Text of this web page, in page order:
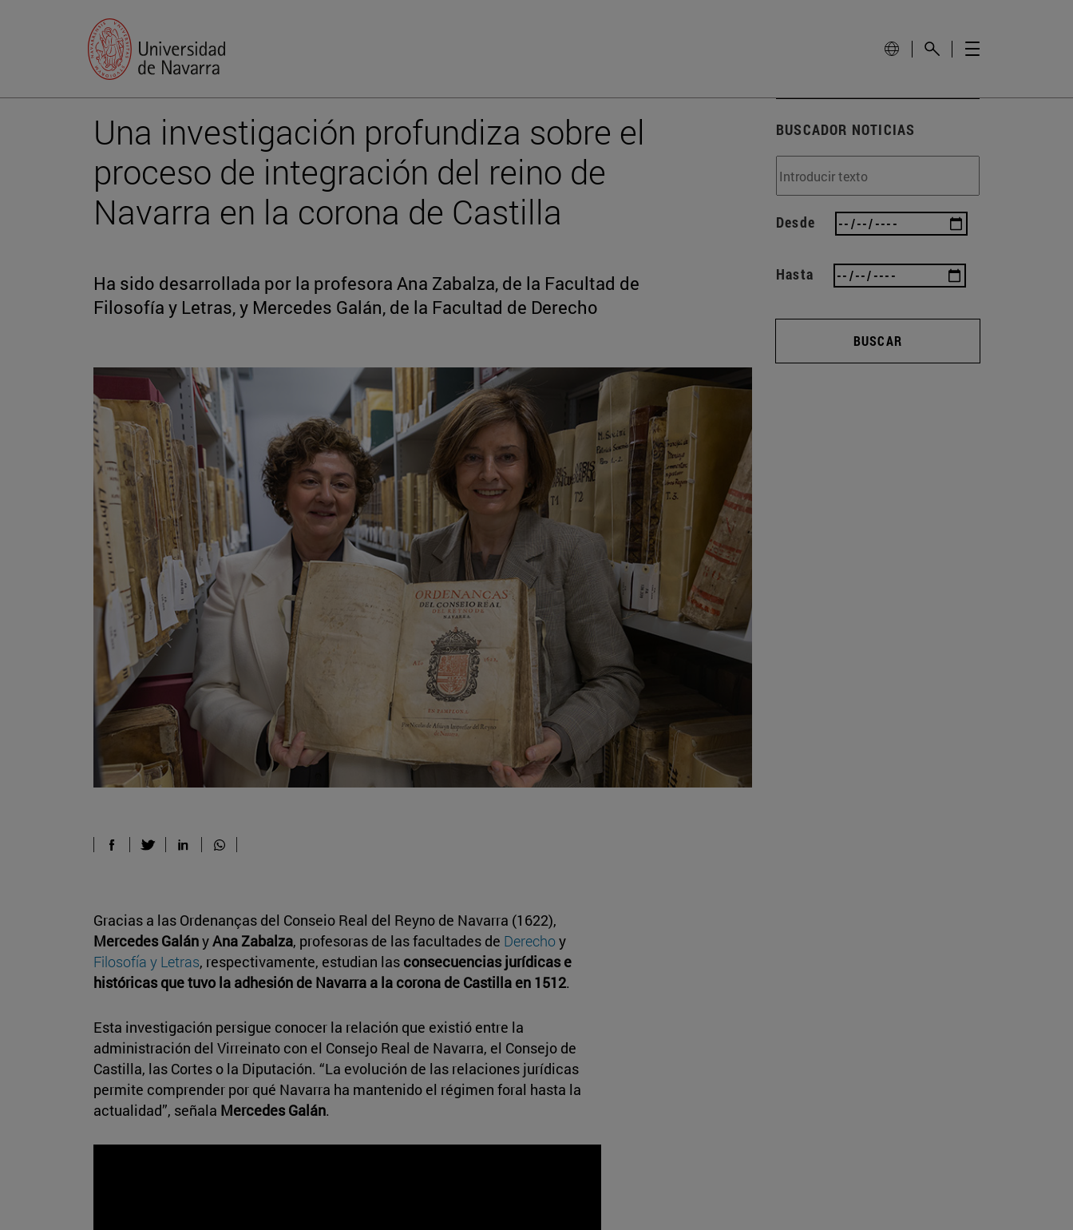
Una investigación profundiza sobre el
proceso de integración del reino de
Navarra en la corona de Castilla
Ha sido desarrollada por la profesora Ana Zabalza, de la Facultad de
Filosofía y Letras, y Mercedes Galán, de la Facultad de Derecho
Gracias a las Ordenanças del Conseio Real del Reyno de Navarra (1622),
Mercedes GalányAna Zabalza, profesoras de las facultades de Derechoy
Filosofía y Letras, respectivamente, estudian las consecuencias jurídicas e
históricas que tuvo la adhesión de Navarra a la corona de Castilla en 1512.
Esta investigación persigue conocer la relación que existió entre la
administración del Virreinato con el Consejo Real de Navarra, el Consejo de
Castilla, las Cortes o la Diputación. “La evolución de las relaciones jurídicas
permite comprender por qué Navarra ha mantenido el régimen foral hasta la
actualidad”, señala Mercedes Galán.
BUSCADOR NOTICIAS
Desde
Hasta
BUSCAR